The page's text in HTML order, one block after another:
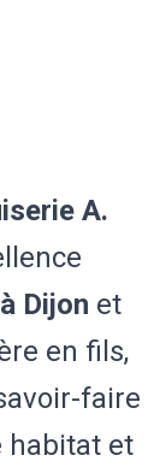
A.
Dijon et
en fils,
faire
habitat et